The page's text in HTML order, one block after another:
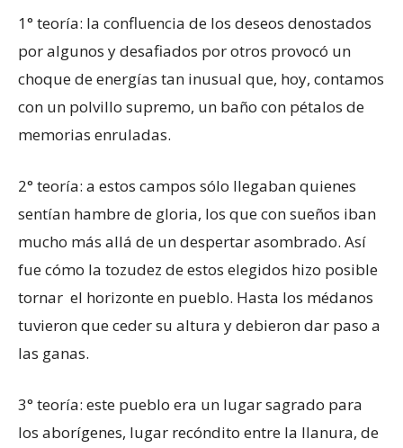
1° teoría: la confluencia de los deseos denostados
por algunos y desafiados por otros provocó un
choque de energías tan inusual que, hoy, contamos
con un polvillo supremo, un baño con pétalos de
memorias enruladas.
2° teoría: a estos campos sólo llegaban quienes
sentían hambre de gloria, los que con sueños iban
mucho más allá de un despertar asombrado. Así
fue cómo la tozudez de estos elegidos hizo posible
tornar el horizonte en pueblo. Hasta los médanos
tuvieron que ceder su altura y debieron dar paso a
las ganas.
3° teoría: este pueblo era un lugar sagrado para
los aborígenes, lugar recóndito entre la llanura, de